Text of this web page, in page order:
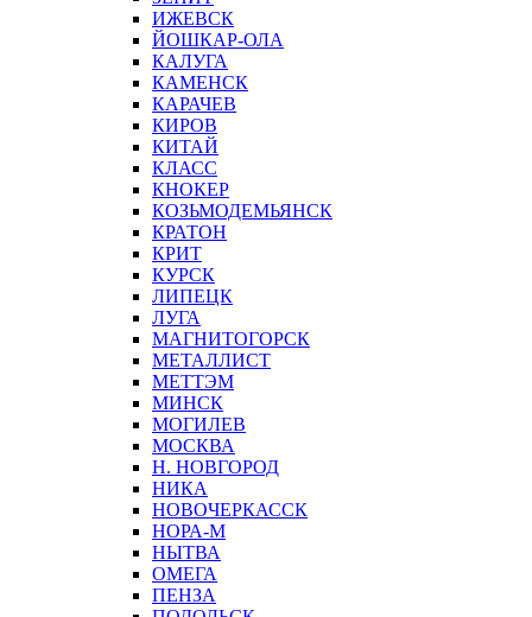
ИЖЕВСК
ЙОШКАР-ОЛА
КАЛУГА
КАМЕНСК
КАРАЧЕВ
КИРОВ
КИТАЙ
КЛАСС
КНОКЕР
КОЗЬМОДЕМЬЯНСК
КРАТОН
КРИТ
КУРСК
ЛИПЕЦК
ЛУГА
МАГНИТОГОРСК
МЕТАЛЛИСТ
МЕТТЭМ
МИНСК
МОГИЛЕВ
МОСКВА
Н. НОВГОРОД
НИКА
НОВОЧЕРКАССК
НОРА-М
НЫТВА
ОМЕГА
ПЕНЗА